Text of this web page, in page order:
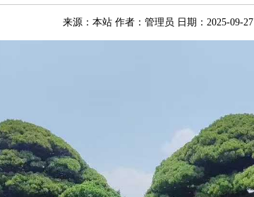
来源：本站 作者：管理员 日期：2025-09-27